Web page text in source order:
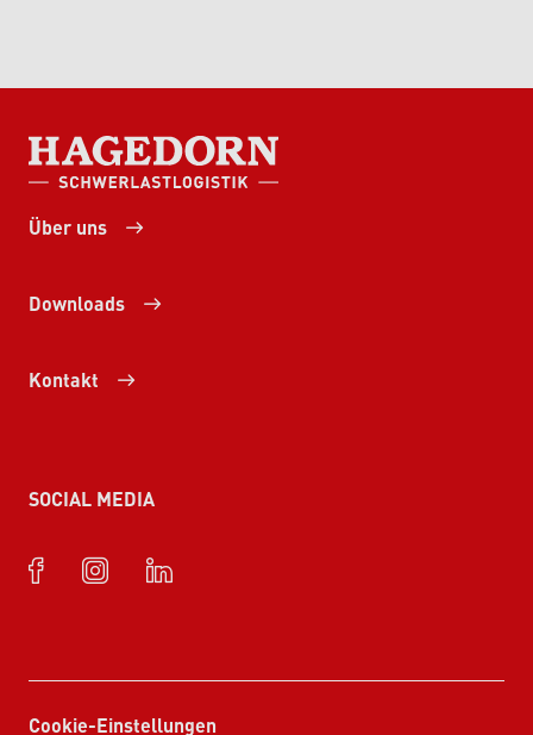
HAGEDORN SCHWERLASTLOGISTIK
Über uns
Downloads
Kontakt
SOCIAL MEDIA
Cookie-Einstellungen